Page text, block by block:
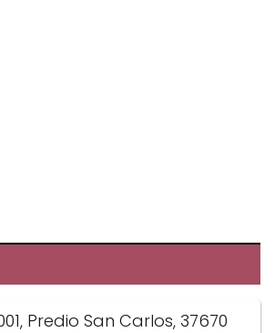
Predio San Carlos, 37670